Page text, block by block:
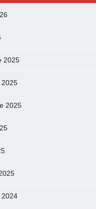
2025
2025
2025